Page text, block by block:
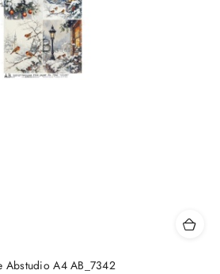
Abstudio A4 AB_7342